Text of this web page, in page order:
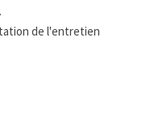
de l'entretien